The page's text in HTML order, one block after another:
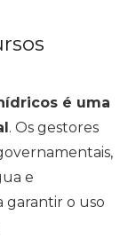
é uma
. Os gestores
e
garantir o uso